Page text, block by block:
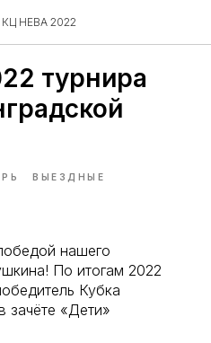
НЕВА 2022
турнира
ВЫЕЗДНЫЕ
нашего
По итогам 2022
Кубка
зачёте «Дети»